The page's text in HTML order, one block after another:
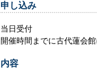
申し込み
当日受付
開催時間までに古代蓮会館
内容